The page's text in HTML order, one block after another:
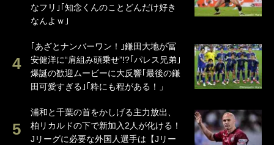
なフリ｣｢知念くんのことどんだけ好き
なんよｗ｣
｢あざとナンバーワン！｣鎌田大地が冨
安健洋に“肩組み頭乗せ”!?｢パレス兄弟｣
爆誕の歓迎ムービーに大反響｢最後の鎌
田可愛すぎる｣｢粋にも程がある！」
浦和と千葉の首をかしげる主力放出、
柏リカルドの下で新加入2人が化ける！
Jリーグに必要な外国人選手は【Jリー